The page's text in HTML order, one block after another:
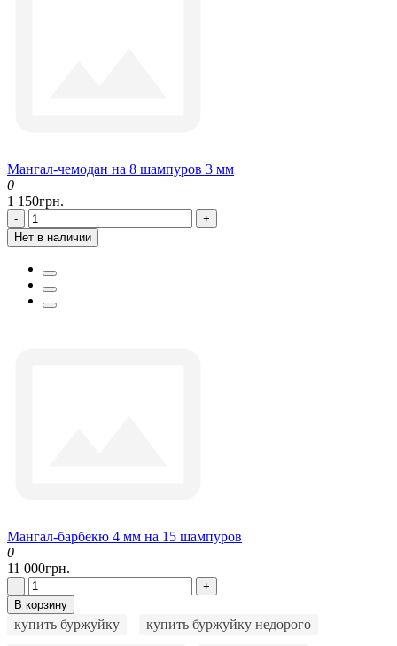
Мангал-чемодан на 8 шампуров 3 мм
0
1 150грн.
-
+
Нет в наличии
Мангал-барбекю 4 мм на 15 шампуров
0
11 000грн.
-
+
В корзину
купить буржуйку
купить буржуйку недорого